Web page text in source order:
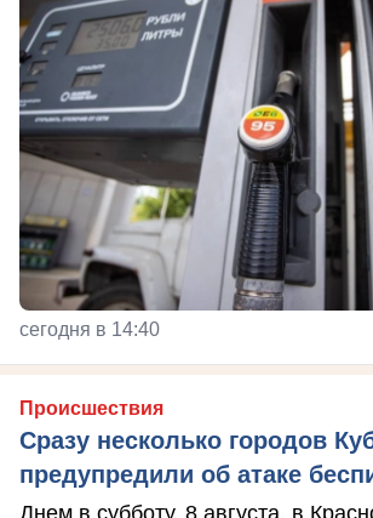
сегодня в 14:40
Происшествия
Сразу несколько городов
предупредили об атаке
Днем в субботу, 8 августа, в